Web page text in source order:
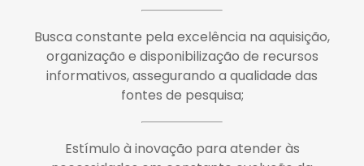
Busca constante pela excelência na aquisição,
organização e disponibilização de recursos
informativos, assegurando a qualidade das
fontes de pesquisa;
Estímulo à inovação para atender às